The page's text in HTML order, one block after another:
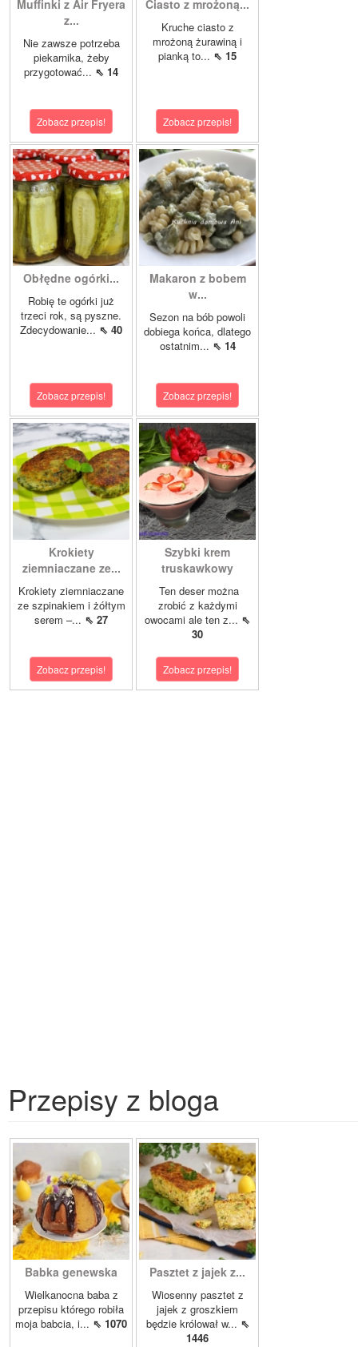
Muffinki z Air Fryera
z...
Nie zawsze potrzeba
piekarnika, żeby
przygotować... ⇖ 14
Zobacz przepis!
Ciasto z mrożoną...
Kruche ciasto z
mrożoną żurawiną i
pianką to... ⇖ 15
Zobacz przepis!
Obłędne ogórki...
Robię te ogórki już
trzeci rok, są pyszne.
Zdecydowanie... ⇖ 40
Zobacz przepis!
Makaron z bobem
w...
Sezon na bób powoli
dobiega końca, dlatego
ostatnim... ⇖ 14
Zobacz przepis!
Krokiety
ziemniaczane ze...
Krokiety ziemniaczane
ze szpinakiem i żółtym
serem –... ⇖ 27
Zobacz przepis!
Szybki krem
truskawkowy
Ten deser można
zrobić z każdymi
owocami ale ten z... ⇖
30
Zobacz przepis!
Przepisy z bloga
Babka genewska
Wielkanocna baba z
przepisu którego robiła
moja babcia, i... ⇖ 1070
Pasztet z jajek z...
Wiosenny pasztet z
jajek z groszkiem
będzie królował w... ⇖
1446